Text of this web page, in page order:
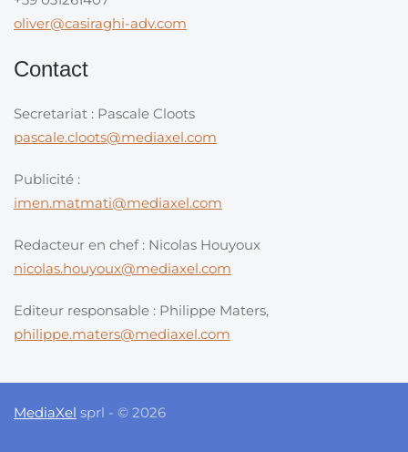
oliver@casiraghi-adv.com
Contact
Secretariat : Pascale Cloots
pascale.cloots@mediaxel.com
Publicité :
imen.matmati@mediaxel.com
Redacteur en chef : Nicolas Houyoux
nicolas.houyoux@mediaxel.com
Editeur responsable : Philippe Maters,
philippe.maters@mediaxel.com
MediaXel sprl - © 2026